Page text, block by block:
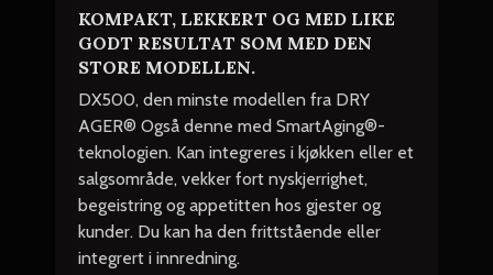
KOMPAKT, LEKKERT OG MED LIKE
GODT RESULTAT SOM MED DEN
STORE MODELLEN.
DX500, den minste modellen fra DRY
AGER® Også denne med SmartAging®-
teknologien. Kan integreres i kjøkken eller et
salgsområde, vekker fort nyskjerrighet,
begeistring og appetitten hos gjester og
kunder. Du kan ha den frittstående eller
integrert i innredning.